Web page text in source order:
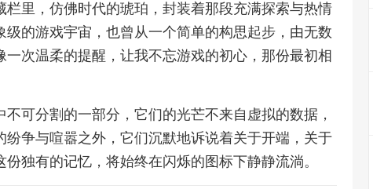
里，仿佛时代的琥珀，封装着那段充满探索与热情
的游戏宇宙，也曾从一个简单的构思起步，由无数
次温柔的提醒，让我不忘游戏的初心，那份最初相
可分割的一部分，它们的光芒不来自虚拟的数据，
争与喧嚣之外，它们沉默地诉说着关于开端，关于
独有的记忆，将始终在闪烁的图标下静静流淌。